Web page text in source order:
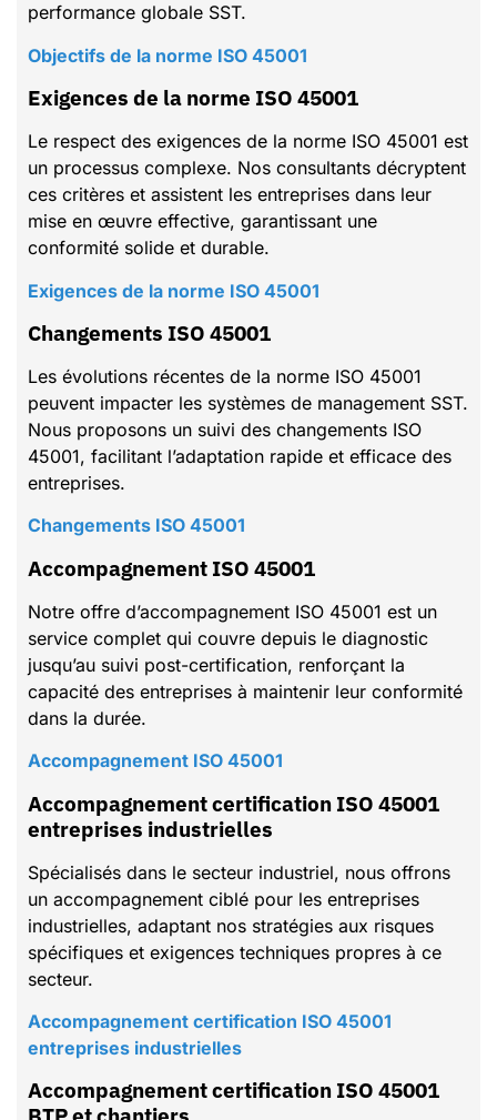
performance globale SST.
Objectifs de la norme ISO 45001
Exigences de la norme ISO 45001
Le respect des exigences de la norme ISO 45001 est
un processus complexe. Nos consultants décryptent
ces critères et assistent les entreprises dans leur
mise en œuvre effective, garantissant une
conformité solide et durable.
Exigences de la norme ISO 45001
Changements ISO 45001
Les évolutions récentes de la norme ISO 45001
peuvent impacter les systèmes de management SST.
Nous proposons un suivi des changements ISO
45001, facilitant l’adaptation rapide et efficace des
entreprises.
Changements ISO 45001
Accompagnement ISO 45001
Notre offre d’accompagnement ISO 45001 est un
service complet qui couvre depuis le diagnostic
jusqu’au suivi post-certification, renforçant la
capacité des entreprises à maintenir leur conformité
dans la durée.
Accompagnement ISO 45001
Accompagnement certification ISO 45001
entreprises industrielles
Spécialisés dans le secteur industriel, nous offrons
un accompagnement ciblé pour les entreprises
industrielles, adaptant nos stratégies aux risques
spécifiques et exigences techniques propres à ce
secteur.
Accompagnement certification ISO 45001
entreprises industrielles
Accompagnement certification ISO 45001